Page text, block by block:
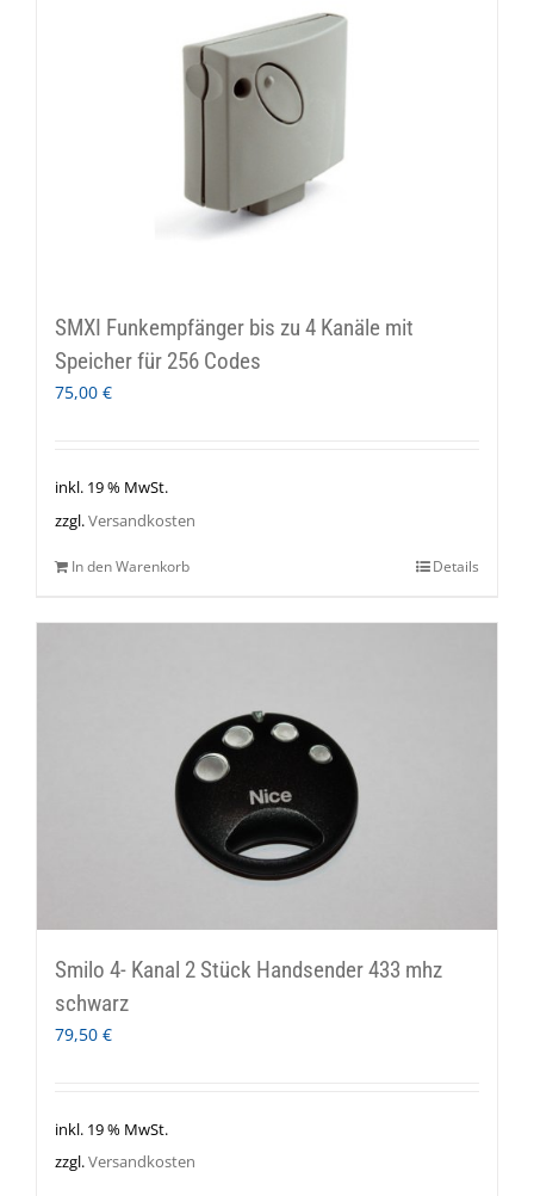
SMXI Funkempfänger bis zu 4 Kanäle mit
Speicher für 256 Codes
75,00 €
inkl. 19 % MwSt.
zzgl.Versandkosten
In den Warenkorb Details
Smilo 4- Kanal 2 Stück Handsender 433 mhz
schwarz
79,50 €
inkl. 19 % MwSt.
zzgl.Versandkosten